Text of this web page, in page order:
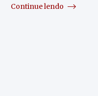
Continue lendo